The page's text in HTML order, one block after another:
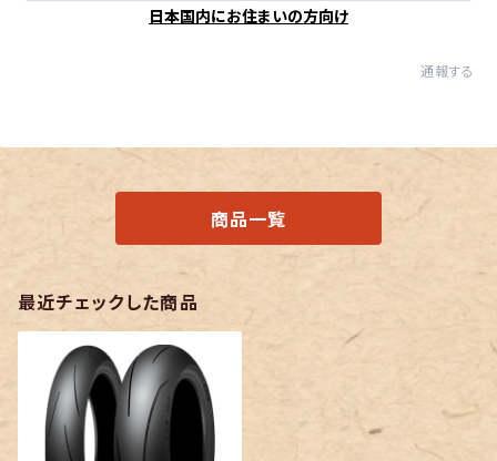
日本国内にお住まいの方向け
通報する
商品一覧
最近チェックした商品